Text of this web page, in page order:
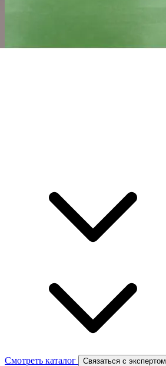
Смотреть каталог Связаться с экспертом